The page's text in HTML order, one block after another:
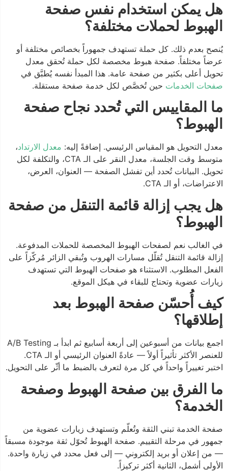
هل يمكن استخدام نفس صفحة
الهبوط لحملات مختلفة؟
يُنصح بعدم ذلك. كل حملة تستهدف جمهوراً بخصائص مختلفة أو
عرضاً مختلفاً. صفحة هبوط مخصصة لكل حملة تُحقق معدل
تحويل أعلى بكثير من صفحة عامة. هذا المبدأ نفسه يُطبَّق في
صفحات الخدماتحين تُخصَّص لكل خدمة صفحة مستقلة.
ما المقاييس التي تُحدد نجاح صفحة
الهبوط؟
معدل التحويل هو المقياس الرئيسي. إضافةً إليه: معدل الارتداد،
متوسط وقت الجلسة، معدل النقر على الـ CTA، والتكلفة لكل
تحويل. البيانات تُحدد أين تفشل الصفحة — العنوان، العرض،
الاعتراضات، أو الـ CTA.
هل يجب إزالة قائمة التنقل من صفحة
الهبوط؟
في الغالب نعم لصفحات الهبوط المخصصة للحملات المدفوعة.
إزالة قائمة التنقل تُقلّل مسارات الهروب وتُبقي الزائر مُركّزاً على
الفعل المطلوب. الاستثناء هو صفحات الهبوط التي تستهدف
زيارات عضوية وتحتاج للبقاء في هيكل الموقع.
كيف أُحسّن صفحة الهبوط بعد
إطلاقها؟
اجمع بيانات من أسبوعين إلى أربعة أسابيع ثم ابدأ بـ A/B Testing
للعنصر الأكثر تأثيراً أولاً — عادةً العنوان الرئيسي أو الـ CTA.
اختبر تغييراً واحداً في كل مرة لتعرف بالضبط ما أثّر على التحويل.
ما الفرق بين صفحة الهبوط وصفحة
الخدمة؟
صفحة الخدمة تبني الثقة وتُعلّم وتستهدف زيارات عضوية من
جمهور في مرحلة التقييم. صفحة الهبوط تُحوّل ثقة موجودة مسبقاً
— من إعلان أو بريد إلكتروني — إلى فعل محدد في زيارة واحدة.
الأولى أشمل، الثانية أكثر تركيزاً.